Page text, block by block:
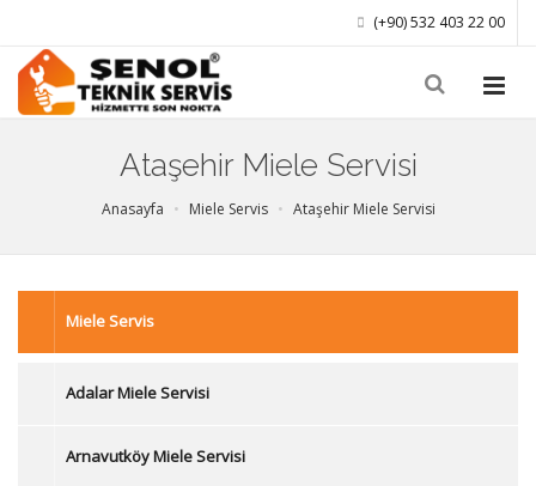
(+90) 532 403 22 00
Ataşehir Miele Servisi
Anasayfa Miele Servis Ataşehir Miele Servisi
Miele Servis
Adalar Miele Servisi
Arnavutköy Miele Servisi